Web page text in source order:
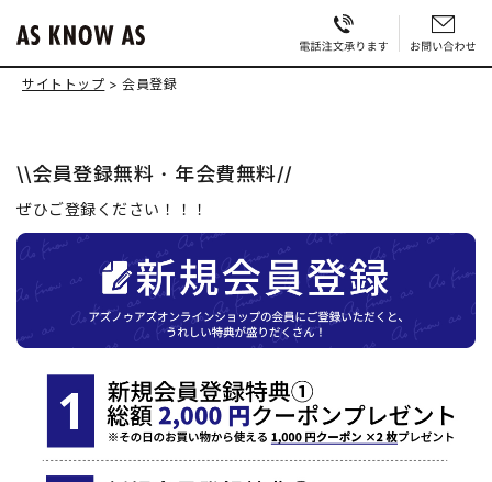
サイトトップ 会員登録
\\会員登録無料・年会費無料//
ぜひご登録ください！！！